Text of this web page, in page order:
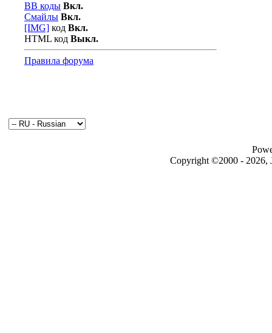
BB коды Вкл.
Смайлы Вкл.
[IMG] код Вкл.
HTML код Выкл.
Правила форума
Copyright ©2000 - 2026,